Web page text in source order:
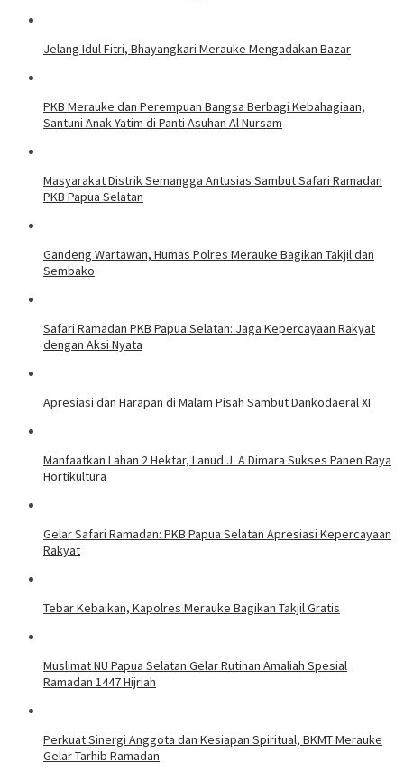
Jelang Idul Fitri, Bhayangkari Merauke Mengadakan Bazar
PKB Merauke dan Perempuan Bangsa Berbagi Kebahagiaan,
Santuni Anak Yatim di Panti Asuhan Al Nursam
Masyarakat Distrik Semangga Antusias Sambut Safari Ramadan
PKB Papua Selatan
​Gandeng Wartawan, Humas Polres Merauke Bagikan Takjil dan
Sembako
Safari Ramadan PKB Papua Selatan: Jaga Kepercayaan Rakyat
dengan Aksi Nyata
Apresiasi dan Harapan di Malam Pisah Sambut Dankodaeral XI
Manfaatkan Lahan 2 Hektar, Lanud J. A Dimara Sukses Panen Raya
Hortikultura
Gelar Safari Ramadan: PKB Papua Selatan Apresiasi Kepercayaan
Rakyat
Tebar Kebaikan, Kapolres Merauke Bagikan Takjil Gratis
Muslimat NU Papua Selatan Gelar Rutinan Amaliah Spesial
Ramadan 1447 Hijriah
Perkuat Sinergi Anggota dan Kesiapan Spiritual, BKMT Merauke
Gelar Tarhib Ramadan